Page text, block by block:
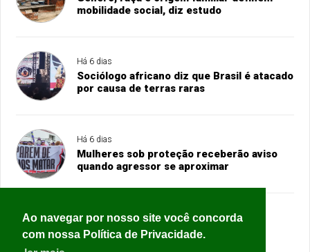
Ao navegar por nosso site você concorda
com nossa Política de Privacidade.
mobilidade social, diz estudo
Há 6 dias
Sociólogo africano diz que Brasil é atacado
por causa de terras raras
Há 6 dias
Mulheres sob proteção receberão aviso
quando agressor se aproximar
Há 5 dias
Governo do Rio cria órgãos que vão